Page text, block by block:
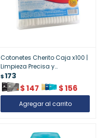
Cotonetes Cherito Caja x100 |
Limpieza Precisa y
Cuidadosa
$173
$147 $156